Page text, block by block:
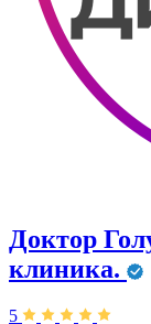
Доктор
клиника.
5